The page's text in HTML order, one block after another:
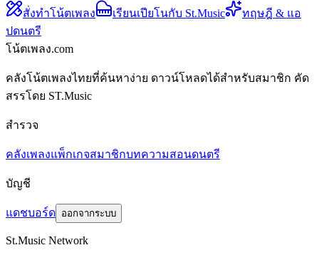
สั่งทำโน้ตเพลง
เรียนเปียโนกับ St.Music
ทฤษฎี & แอ
ปดนตรี
โน้ตเพลง.com
คลังโน้ตเพลงไทยที่ค้นหาง่าย ดาวน์โหลดได้สำหรับสมาชิก คัด
สรรโดย ST.Music
สำรวจ
คลังเพลงแพ็กเกจสมาชิกบทความสอนดนตรี
บัญชี
แดชบอร์ด ออกจากระบบ
St.Music Network